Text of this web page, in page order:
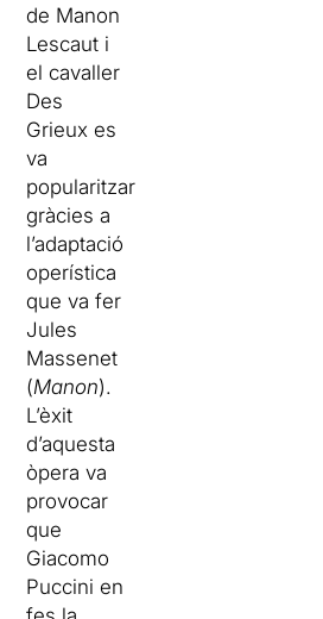
de Manon
Lescaut i
el cavaller
Des
Grieux es
va
popularitzar
gràcies a
l’adaptació
operística
que va fer
Jules
Massenet
(Manon).
L’èxit
d’aquesta
òpera va
provocar
que
Giacomo
Puccini en